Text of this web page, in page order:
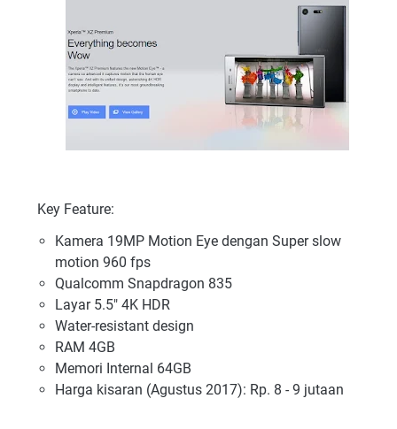
Key Feature:
Kamera 19MP Motion Eye dengan Super slow
motion 960 fps
Qualcomm Snapdragon 835
Layar 5.5" 4K HDR
Water-resistant design
RAM 4GB
Memori Internal 64GB
Harga kisaran (Agustus 2017): Rp. 8 - 9 jutaan